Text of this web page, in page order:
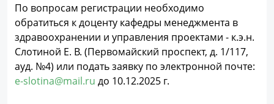
По вопросам регистрации необходимо
обратиться к доценту кафедры менеджмента в
здравоохранении и управления проектами - к.э.н.
Слотиной Е. В. (Первомайский проспект, д. 1/117,
ауд. №4) или подать заявку по электронной почте:
e-slotina@mail.ru до 10.12.2025 г.